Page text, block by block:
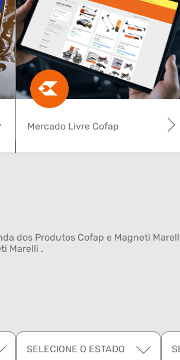
Mercado Livre Cofap
dos Produtos Cofap e Magneti
Marelli .
SELECIONE O ESTADO